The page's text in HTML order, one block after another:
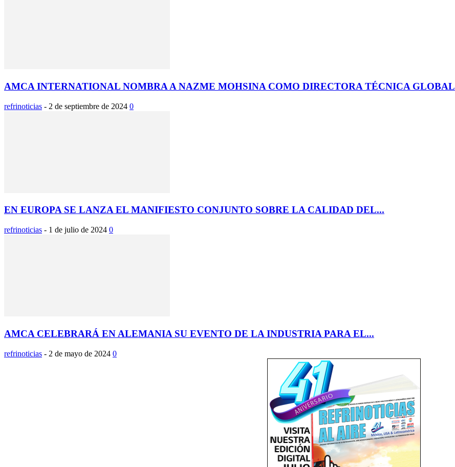
AMCA INTERNATIONAL NOMBRA A NAZME MOHSINA COMO DIRECTORA TÉCNICA GLOBAL
refrinoticias - 2 de septiembre de 2024 0
EN EUROPA SE LANZA EL MANIFIESTO CONJUNTO SOBRE LA CALIDAD DEL...
refrinoticias - 1 de julio de 2024 0
AMCA CELEBRARÁ EN ALEMANIA SU EVENTO DE LA INDUSTRIA PARA EL...
refrinoticias - 2 de mayo de 2024 0